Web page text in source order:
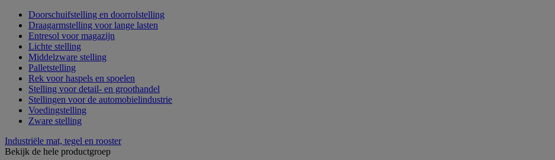
Doorschuifstelling en doorrolstelling
Draagarmstelling voor lange lasten
Entresol voor magazijn
Lichte stelling
Middelzware stelling
Palletstelling
Rek voor haspels en spoelen
Stelling voor detail- en groothandel
Stellingen voor de automobielindustrie
Voedingstelling
Zware stelling
Industriële mat, tegel en rooster
Bekijk de hele productgroep